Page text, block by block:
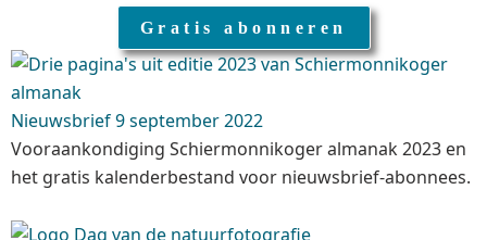
Gratis abonneren
Nieuwsbrief 9 september 2022
Vooraankondiging Schiermonnikoger almanak 2023 en
het gratis kalenderbestand voor nieuwsbrief-abonnees.